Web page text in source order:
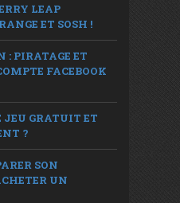
LEAP
ET SOSH !
: PIRATAGE ET
FACEBOOK
JEU GRATUIT ET
?
SON
UN